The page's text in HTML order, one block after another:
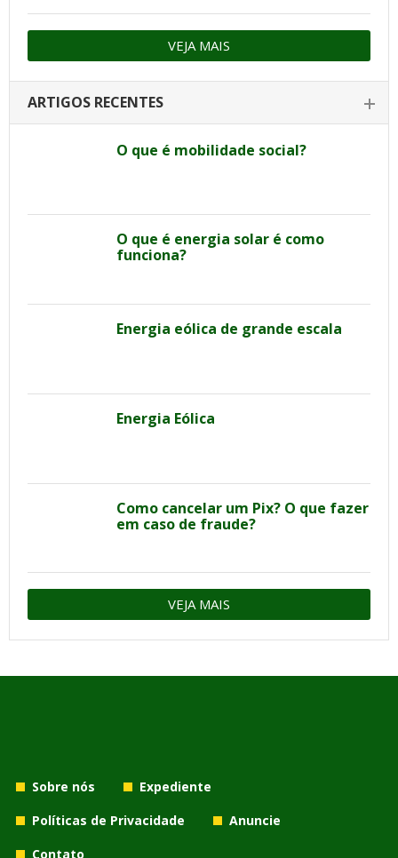
VEJA MAIS
ARTIGOS RECENTES
O que é mobilidade social?
O que é energia solar é como
funciona?
Energia eólica de grande escala
Energia Eólica
Como cancelar um Pix? O que fazer
em caso de fraude?
VEJA MAIS
Sobre nós
Expediente
Políticas de Privacidade
Anuncie
Contato